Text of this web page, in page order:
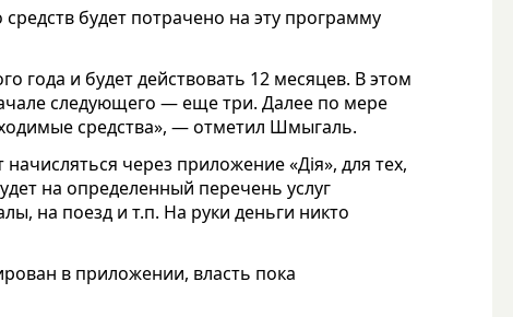
будет потрачено на эту программу
года и будет действовать 12 месяцев. В этом
следующего — еще три. Далее по мере
средства», — отметил Шмыгаль.
через приложение «Дія», для тех,
на определенный перечень услуг
на поезд и т.п. На руки деньги никто
в приложении, власть пока